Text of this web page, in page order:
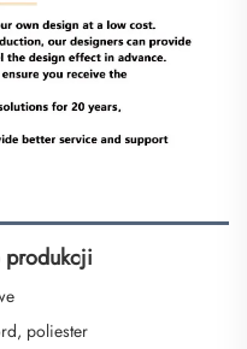
produkcji
poliester